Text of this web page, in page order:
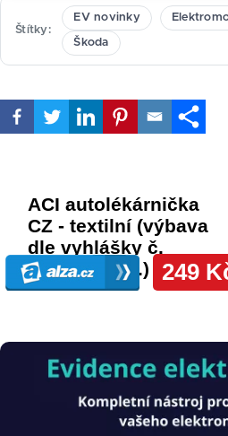
Štítky
EV novinky
Škoda
Obrázek